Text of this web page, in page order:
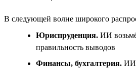
В следующей волне широкого
Юриспруденция. ИИ
правильность выводов
Финансы, бухгалтерия. ИИ